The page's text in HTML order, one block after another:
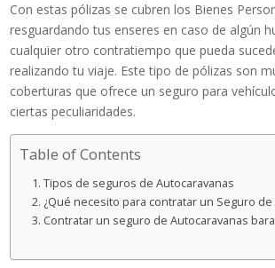
Con estas pólizas se cubren los Bienes
resguardando tus enseres en caso de algún
cualquier otro contratiempo que pueda
realizando tu viaje. Este tipo de pólizas son
coberturas que ofrece un seguro para
ciertas peculiaridades.
Table of Contents
Tipos de seguros de Autocaravanas
¿Qué necesito para contratar un Seguro de
Contratar un seguro de Autocaravanas